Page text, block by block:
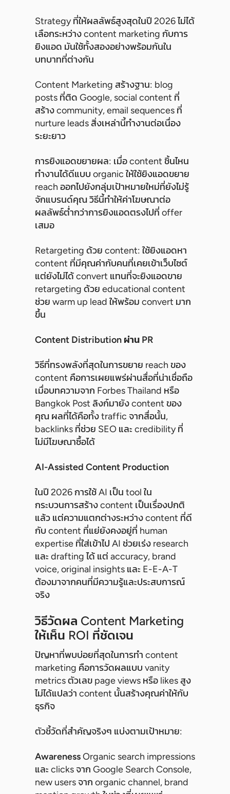
Strategy ที่ให้ผลลัพธ์สูงสุดในปี 2026 ไม่ได้
เลือกระหว่าง content marketing กับการ
ยิงแอด มันใช้ทั้งสองอย่างพร้อมกันใน
บทบาทที่ต่างกัน
Content Marketing สร้างฐาน: blog
posts ที่ติด Google, social content ที่
สร้าง community, email sequences ที่
nurture leads สิ่งเหล่านี้ทำงานต่อเนื่อง
ระยะยาว
การยิงแอดขยายผล: เมื่อ content ชิ้นไหน
ทำงานได้ดีแบบ organic ให้ใช้ยิงแอดขยาย
reach ออกไปยังกลุ่มเป้าหมายใหม่ที่ยังไม่รู้
จักแบรนด์คุณ วิธีนี้ทำให้ค่าโฆษณาต่อ
ผลลัพธ์ต่ำกว่าการยิงแอดตรงไปที่ offer
เสมอ
Retargeting ด้วย content: ใช้ยิงแอดหา
content ที่มีคุณค่ากับคนที่เคยเข้าเว็บไซต์
แต่ยังไม่ได้ convert แทนที่จะยิงแอดขาย
retargeting ด้วย educational content
ช่วย warm up lead ให้พร้อม convert มาก
ขึ้น
Content Distribution ผ่าน PR
วิธีที่ทรงพลังที่สุดในการขยาย reach ของ
content คือการเผยแพร่ผ่านสื่อที่น่าเชื่อถือ
เมื่อบทความจาก Forbes Thailand หรือ
Bangkok Post ลิงก์มายัง content ของ
คุณ ผลที่ได้คือทั้ง traffic จากสื่อนั้น,
backlinks ที่ช่วย SEO และ credibility ที่
ไม่มีโฆษณาซื้อได้
AI-Assisted Content Production
ในปี 2026 การใช้ AI เป็น tool ใน
กระบวนการสร้าง content เป็นเรื่องปกติ
แล้ว แต่ความแตกต่างระหว่าง content ที่ดี
กับ content ที่แย่ยังคงอยู่ที่ human
expertise ที่ใส่เข้าไป AI ช่วยเร่ง research
และ drafting ได้ แต่ accuracy, brand
voice, original insights และ E-E-A-T
ต้องมาจากคนที่มีความรู้และประสบการณ์
จริง
วิธีวัดผล Content Marketing
ให้เห็น ROI ที่ชัดเจน
ปัญหาที่พบบ่อยที่สุดในการทำ content
marketing คือการวัดผลแบบ vanity
metrics ตัวเลข page views หรือ likes สูง
ไม่ได้แปลว่า content นั้นสร้างคุณค่าให้กับ
ธุรกิจ
ตัวชี้วัดที่สำคัญจริงๆ แบ่งตามเป้าหมาย:
AwarenessOrganic search impressions
และ clicks จาก Google Search Console,
new users จาก organic channel, brand